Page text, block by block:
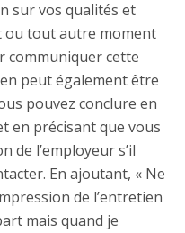
sur vos qualités et
ou tout autre moment
communiquer cette
peut également être
pouvez conclure en
en précisant que vous
de l’employeur s’il
En ajoutant, « Ne
de l’entretien
mais quand je